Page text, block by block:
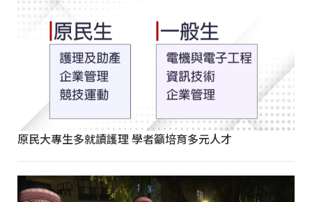
原民大專生多就讀護理 學者籲培育多元人才